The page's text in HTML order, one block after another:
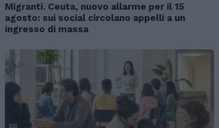
Migranti. Ceuta, nuovo allarme per il 15
agosto: sui social circolano appelli a un
ingresso di massa